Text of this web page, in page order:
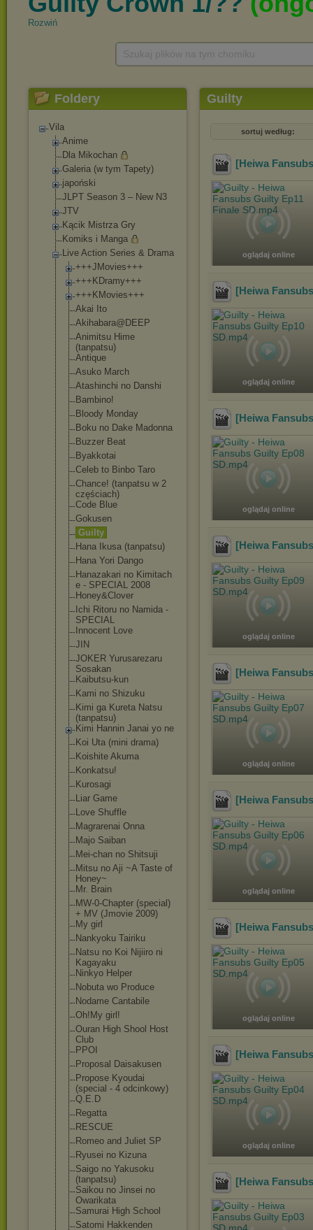
Rozwiń
Foldery
Vila
Anime
Dla Mikochan
Galeria (w tym Tapety)
japoński
JLPT Season 3 – New N3
JTV
Kącik Mistrza Gry
Komiks i Manga
Live Action Series & Drama
+++JMovies+++
+++KDramy+++
+++KMovies+++
Akai Ito
Akihabara@DEEP
Animitsu Hime
(tanpatsu)
Antique
Asuko March
Atashinchi no Danshi
Bambino!
Bloody Monday
Boku no Dake Madonna
Buzzer Beat
Byakkotai
Celeb to Binbo Taro
Chance! (tanpatsu w 2
częściach)
Code Blue
Gokusen
Guilty
Hana Ikusa (tanpatsu)
Hana Yori Dango
Hanazakari no Kimitach
e - SPECIAL 2008
Honey&Clover
Ichi Ritoru no Namida -
SPECIAL
Innocent Love
JIN
JOKER Yurusarezaru
Sosakan
Kaibutsu-kun
Kami no Shizuku
Kimi ga Kureta Natsu
(tanpatsu)
Kimi Hannin Janai yo ne
Koi Uta (mini drama)
Koishite Akuma
Konkatsu!
Kurosagi
Liar Game
Love Shuffle
Magrarenai Onna
Majo Saiban
Mei-chan no Shitsuji
Mitsu no Aji ~A Taste of
Honey~
Mr. Brain
MW-0-Chapter (special)
+ MV (Jmovie 2009)
My girl
Nankyoku Tairiku
Natsu no Koi Nijiiro ni
Kagayaku
Ninkyo Helper
Nobuta wo Produce
Nodame Cantabile
Oh!My girl!
Ouran High Shool Host
Club
PPOI
Proposal Daisakusen
Propose Kyoudai
(special - 4 odcinkowy)
Q.E.D
Regatta
RESCUE
Romeo and Juliet SP
Ryusei no Kizuna
Saigo no Yakusoku
(tanpatsu)
Saikou no Jinsei no
Owarikata
Samurai High School
Satomi Hakkenden
Guilty
sortuj według:
[Heiwa
oglądaj online
[Heiwa
oglądaj online
[Heiwa
oglądaj online
[Heiwa
oglądaj online
[Heiwa
oglądaj online
[Heiwa
oglądaj online
[Heiwa
oglądaj online
[Heiwa
oglądaj online
[Heiwa